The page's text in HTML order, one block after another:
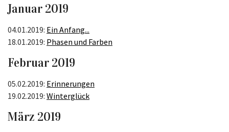
Januar 2019
04.01.2019: Ein Anfang...
18.01.2019: Phasen und Farben
Februar 2019
05.02.2019: Erinnerungen
19.02.2019: Winterglück
März 2019